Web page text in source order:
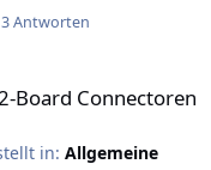
3 Antworten
Board Connectoren
in: Allgemeine